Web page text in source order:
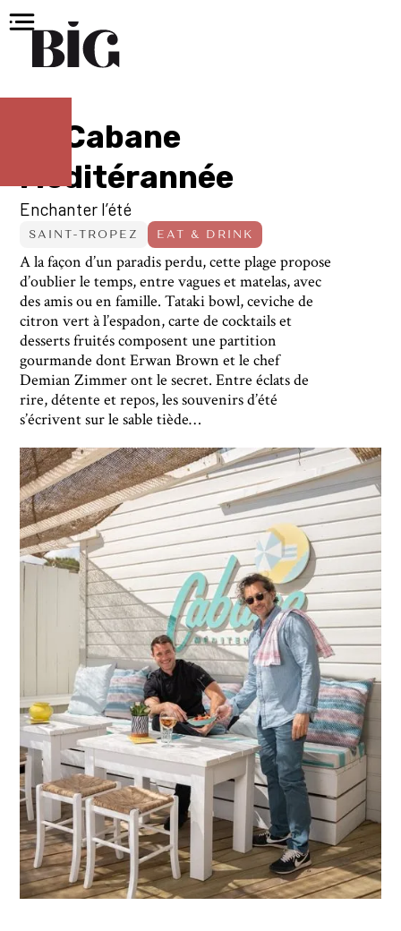
La Cabane
Méditérannée
Enchanter l’été
SAINT-TROPEZ EAT & DRINK
A la façon d’un paradis perdu, cette plage propose
d’oublier le temps, entre vagues et matelas, avec
des amis ou en famille. Tataki bowl, ceviche de
citron vert à l’espadon, carte de cocktails et
desserts fruités composent une partition
gourmande dont Erwan Brown et le chef
Demian Zimmer ont le secret. Entre éclats de
rire, détente et repos, les souvenirs d’été
s’écrivent sur le sable tiède…